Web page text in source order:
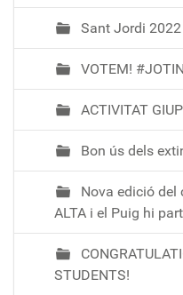
Sant Jordi 2022
VOTEM!
ACTIVITAT GIUP
Bon ús dels
Nova edició del
ALTA i el Puig hi
STUDENTS!